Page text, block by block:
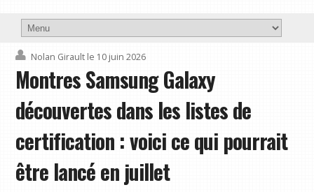
Nolan Girault le 10 juin 2026
Montres Samsung Galaxy
découvertes dans les listes de
certification : voici ce qui pourrait
être lancé en juillet